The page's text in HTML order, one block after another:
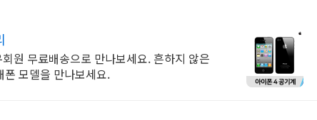
원 무료배송으로 만나보세요. 흔하지 않은
모델을 만나보세요.